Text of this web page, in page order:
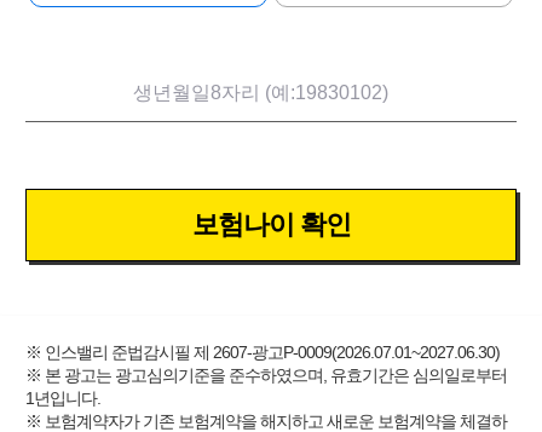
보험나이 확인
※ 인스밸리 준법감시필 제 2607-광고P-0009(2026.07.01~2027.06.30)
※ 본 광고는 광고심의기준을 준수하였으며, 유효기간은 심의일로부터
1년입니다.
※ 보험계약자가 기존 보험계약을 해지하고 새로운 보험계약을 체결하